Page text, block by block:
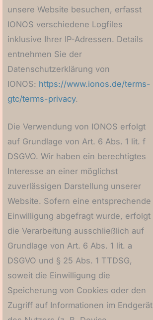
unsere Website besuchen, erfasst
IONOS verschiedene Logfiles
inklusive Ihrer IP-Adressen. Details
entnehmen Sie der
Datenschutzerklärung von
IONOS: https://www.ionos.de/terms-
gtc/terms-privacy.
Die Verwendung von IONOS erfolgt
auf Grundlage von Art. 6 Abs. 1 lit. f
DSGVO. Wir haben ein berechtigtes
Interesse an einer möglichst
zuverlässigen Darstellung unserer
Website. Sofern eine entsprechende
Einwilligung abgefragt wurde, erfolgt
die Verarbeitung ausschließlich auf
Grundlage von Art. 6 Abs. 1 lit. a
DSGVO und § 25 Abs. 1 TTDSG,
soweit die Einwilligung die
Speicherung von Cookies oder den
Zugriff auf Informationen im Endgerät